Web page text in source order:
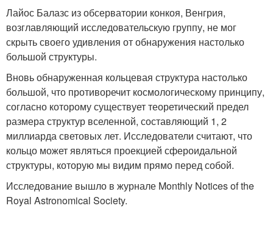
Лайос Балазс из обсерватории конкоя, Венгрия,
возглавляющий исследовательскую группу, не мог
скрыть своего удивления от обнаружения настолько
большой структуры.
Вновь обнаруженная кольцевая структура настолько
большой, что противоречит космологическому принципу,
согласно которому существует теоретический предел
размера структур вселенной, составляющий 1, 2
миллиарда световых лет. Исследователи считают, что
кольцо может являться проекцией сфероидальной
структуры, которую мы видим прямо перед собой.
Исследование вышло в журнале Monthly Notices of the
Royal Astronomical Society.